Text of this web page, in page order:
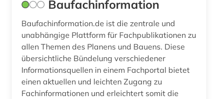
ingenieurbau (1)
ingenieurwissenschaften (1)
innearchitektur (1)
innenarchitektur (7)
internationale kooperation (1)
Baufachinformation
Baufachinformation.de ist die zentrale und
unabhängige Plattform für Fachpublikationen zu
allen Themen des Planens und Bauens. Diese
übersichtliche Bündelung verschiedener
Informationsquellen in einem Fachportal bietet
einen aktuellen und leichten Zugang zu
Fachinformationen und erleichtert somit die